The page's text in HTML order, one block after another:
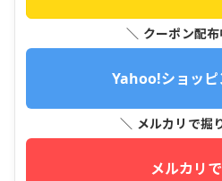
＼ クーポン配
Yahoo!ショッピ
＼ メルカリで掘
メルカリ